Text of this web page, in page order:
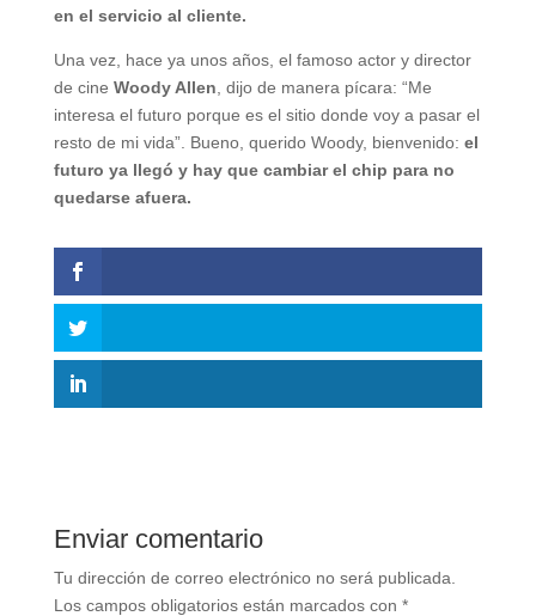
en el servicio al cliente.
Una vez, hace ya unos años, el famoso actor y director
de cine Woody Allen , dijo de manera pícara: “Me
interesa el futuro porque es el sitio donde voy a pasar el
resto de mi vida”. Bueno, querido Woody, bienvenido: el
futuro ya llegó y hay que cambiar el chip para no
quedarse afuera.
Enviar comentario
Tu dirección de correo electrónico no será publicada.
Los campos obligatorios están marcados con *